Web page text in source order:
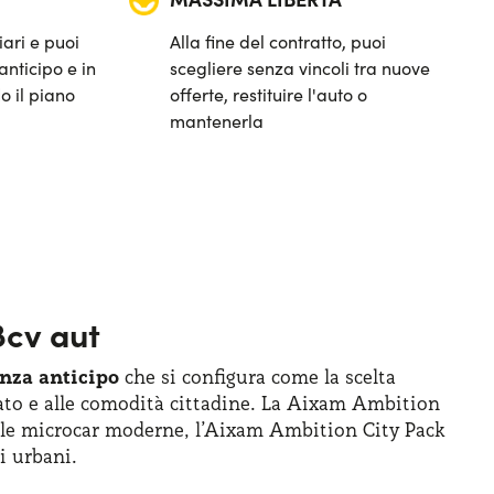
e puoi
e in
il piano
Alla fine del contratto, puoi
scegliere senza vincoli tra nuove
offerte, restituire l'auto o
mantenerla
aut
anticipo che si configura come la scelta
e alle comodità cittadine. La Aixam Ambition
microcar moderne, l’Aixam Ambition City Pack
urbani.